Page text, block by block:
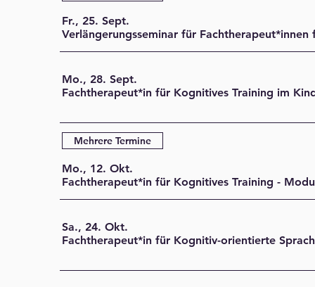
Fr., 25. Sept.
Mo., 28. Sept.
Mehrere Termine
Mo., 12. Okt.
Fachtherapeut*in für Kognitives Training -
Sa., 24. Okt.
Fachtherapeut*in für Kognitiv-orientierte